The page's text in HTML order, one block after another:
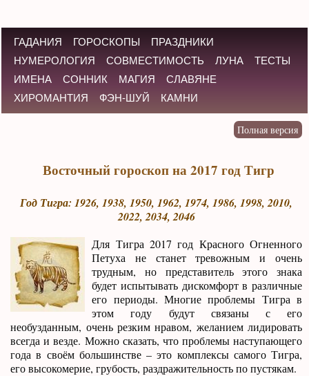
ГАДАНИЯ ГОРОСКОПЫ
ПРАЗДНИКИ
НУМЕРОЛОГИЯ
СОВМЕСТИМОСТЬ ЛУНА
ТЕСТЫ
ИМЕНА
СОННИК МАГИЯ
СЛАВЯНЕ
ХИРОМАНТИЯ
ФЭН-ШУЙ КАМНИ
Восточный гороскоп на 2017 год Тигр
Год Тигра: 1926, 1938, 1950, 1962, 1974, 1986, 1998, 2010,
2022, 2034, 2046
Для Тигра 2017 год Красного Огненного
Петуха не станет тревожным и очень
трудным, но представитель этого знака
будет испытывать дискомфорт в различные
его периоды. Многие проблемы Тигра в
этом году будут связаны с его
необузданным, очень резким нравом, желанием лидировать
всегда и везде. Можно сказать, что проблемы наступающего
года в своём большинстве – это комплексы самого Тигра,
его высокомерие, грубость, раздражительность по пустякам.